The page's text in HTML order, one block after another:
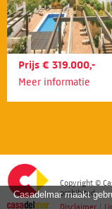
Prijs € 319.000,-
Meer informatie
Copyright ©
prohibited.
Disclaimer
Casadelmar maakt